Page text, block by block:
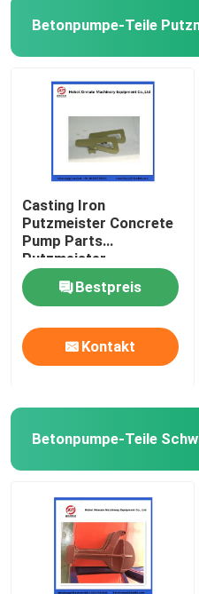
Ersatzteile für
Zubehör für Betonpumpen
Benutzter Betonpumpe-
Betonpumpe-Teile
Casting Iron
Putzmeister Concrete
Pump Parts
Putzmeister
Agitatoring Paddles
Bestpreis
Kontakt
Betonpumpe-Teile